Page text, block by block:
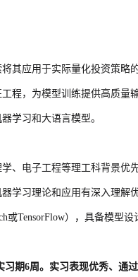
其应用于实际量化投资策略的
程，为模型训练提供高质量输
学习和大语言模型。
、电子工程等理工科背景优先
学习理论和应用有深入理解优
TensorFlow），具备模型设
期6周。实习表现优秀、通